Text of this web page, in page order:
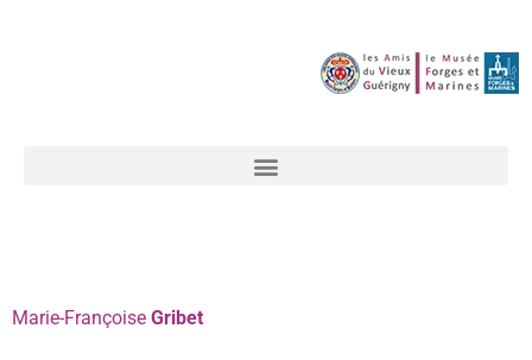
Marie-Françoise Gribet